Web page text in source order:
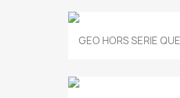
GEO HORS SERIE